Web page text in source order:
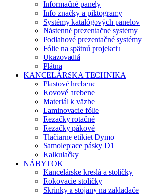
Informačné panely
Info značky a piktogramy
Systémy katalógových panelov
Nástenné prezentačné systémy
Podlahové prezentačné systémy
Fólie na spätnú projekciu
Ukazovadlá
Plátna
KANCELÁRSKA TECHNIKA
Plastové hrebene
Kovové hrebene
Materiál k väzbe
Laminovacie fólie
Rezačky rotačné
Rezačky pákové
Tlačiarne etikiet Dymo
Samolepiace pásky D1
Kalkulačky
NÁBYTOK
Kancelárske kreslá a stoličky
Rokovacie stoličky
Skrinky a stojany na zakladače